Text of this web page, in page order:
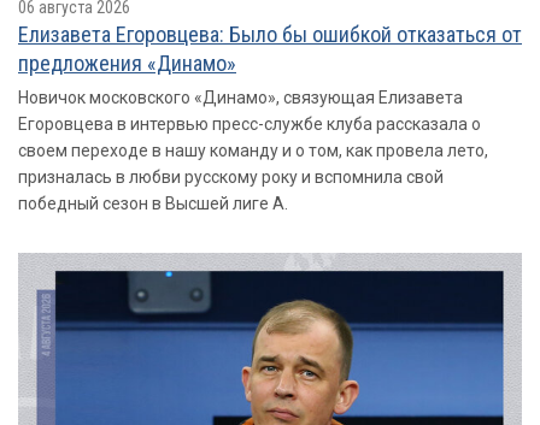
06 августа 2026
Елизавета Егоровцева: Было бы ошибкой отказаться от
предложения «Динамо»
Новичок московского «Динамо», связующая Елизавета
Егоровцева в интервью пресс-службе клуба рассказала о
своем переходе в нашу команду и о том, как провела лето,
призналась в любви русскому року и вспомнила свой
победный сезон в Высшей лиге А.